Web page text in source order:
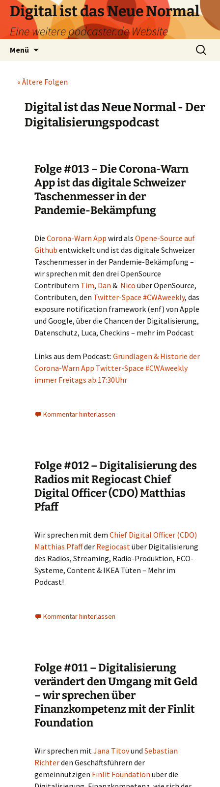
Zum
Inhalt
springen
Digital ist das Neue Normal
Eine weitere podcaster.de Website
Menü
Suchen
nach:
Post
« Ältere Folgen
Digital ist das Neue Normal - Der
Digitalisierungspodcast
Folge #013 – Die Corona-Warn
App ist das digitale Schweizer
Taschenmesser in der
Pandemie-Bekämpfung
Die Corona-Warn App wird als Opene-Source auf
Github entwickelt und ist das digitale Schweizer
Taschenmesser in der Pandemie-Bekämpfung –
wir sprechen mit den drei OpenSource
Contributern Tim, Dan & Nico über OpenSource,
Contributen, den Twitter-Space #CWAweekly, das
exposure notification framework (enf) von Apple
und Google, über die Chancen der Digitalisierung,
Datenschutz, Luca, Checkins – mehr im Podcast
Links aus dem Podcast: Grundlagen & Historie der
Corona-Warn App Twitter-Space #CWAweekly
immer Freitags ab 17:30Uhr
Kommentar hinterlassen
Folge #012 – Digitalisierung des
Radios mit Regiocast Chief
Digital Officer (CDO) Matthias
Pfaff
Wir sprechen mit dem Chief Digital Officer (CDO)
Matthias Pfaffder Regiocastüber Digitalisierung
des Radios, Streaming, Radio-Produktion, ECO-
Systeme, Content & IKEA Tüten – Mehr im
Podcast!
Kommentar hinterlassen
Folge #011 – Digitalisierung
verändert den Umgang mit Geld
– wir sprechen über
Finanzkompetenz mit der Finlit
Foundation
Wir sprechen mitJana Titovund Sebastian
Richterden Geschäftsführern der
gemeinnützigen Finlit Foundation über die